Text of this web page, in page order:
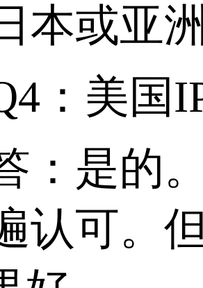
本或亚
美国IP
是的。
认可。